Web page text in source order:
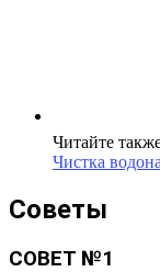
Читайте
Чистка
Советы
СОВЕТ №1